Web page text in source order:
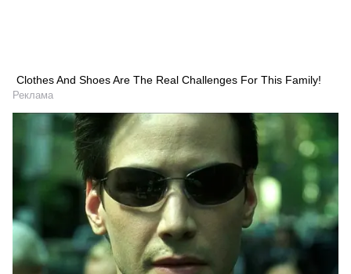
Clothes And Shoes Are The Real Challenges For This Family!
Реклама